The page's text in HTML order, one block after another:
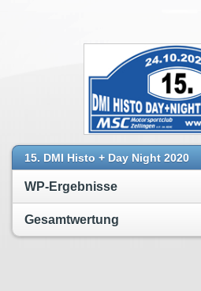
15. DMI Histo + Day Night 2020
WP-Ergebnisse
Gesamtwertung